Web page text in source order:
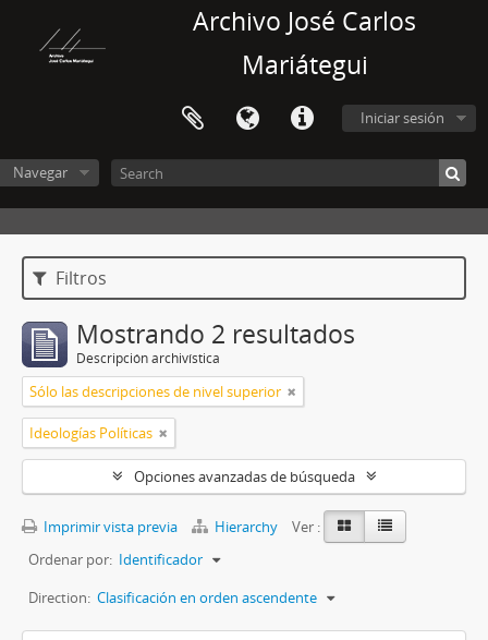
Archivo José Carlos
Mariátegui
Iniciar sesión
Navegar
Filtros
Mostrando 2 resultados
Descripción archivística
Sólo las descripciones de nivel superior
Ideologías Políticas
Opciones avanzadas de búsqueda
Imprimir vista previa Hierarchy
Ver :
Ordenar por: Identificador
Direction: Clasificación en orden ascendente